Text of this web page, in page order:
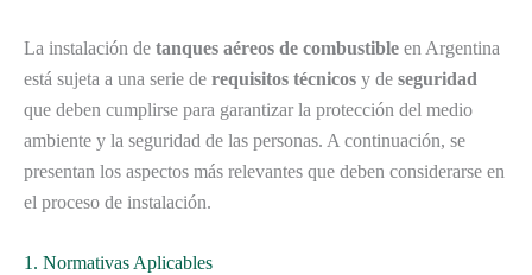
La instalación de tanques aéreos de combustible en Argentina
está sujeta a una serie de requisitos técnicos y de seguridad
que deben cumplirse para garantizar la protección del medio
ambiente y la seguridad de las personas. A continuación, se
presentan los aspectos más relevantes que deben considerarse en
el proceso de instalación.
1. Normativas Aplicables